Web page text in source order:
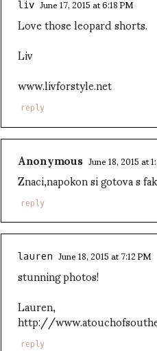
liv
Love those leopard shorts.
Liv
www.livforstyle.net
reply
Anonymous June 18, 2015 at
Znaci,napokon si gotova s
reply
lauren June 18, 2015 at 7:12 PM
stunning photos!
Lauren,
http://
reply